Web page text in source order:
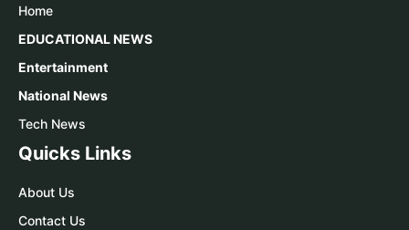
Home
EDUCATIONAL NEWS
Entertainment
National News
Tech News
Quicks Links
About Us
Contact Us